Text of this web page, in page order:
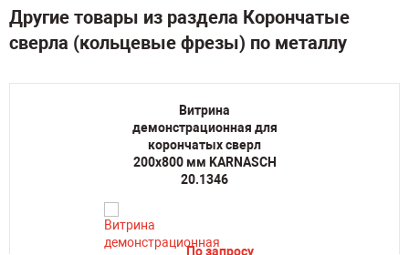
Другие товары из раздела Корончатые
сверла (кольцевые фрезы) по металлу
Витрина
демонстрационная для
корончатых сверл
200х800 мм KARNASCH
20.1346
По запросу